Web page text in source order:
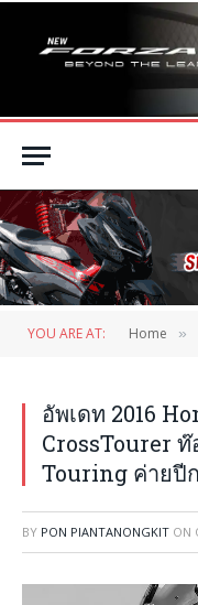
YOU ARE AT: Home »
อัพเดท 2016
CrossTourer
Touring ค่ายปี
BY PON PIANTANONGKIT ON